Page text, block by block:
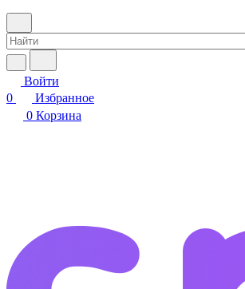
Войти
0
Избранное
0 Корзина